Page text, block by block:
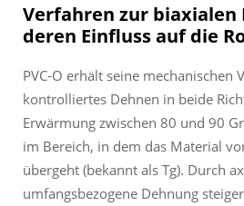
Verfahren zur biaxialen
deren Einfluss auf die
PVC-O erhält seine mechanischen
kontrolliertes Dehnen in beide
Erwärmung zwischen 80 und 90
im Bereich, in dem das Material
übergeht (bekannt als Tg). Durch
umfangsbezogene Dehnung